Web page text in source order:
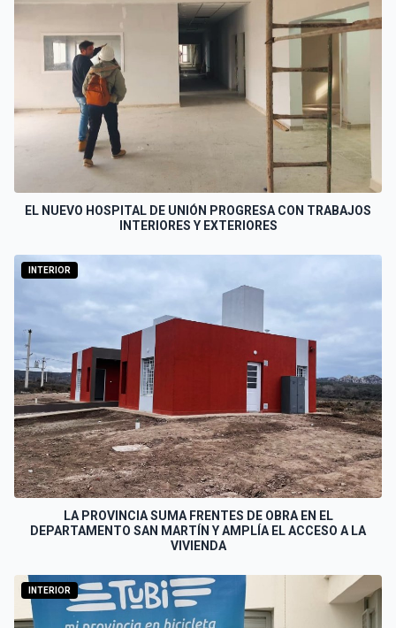
EL NUEVO HOSPITAL DE UNIÓN PROGRESA CON TRABAJOS
INTERIORES Y EXTERIORES
INTERIOR
LA PROVINCIA SUMA FRENTES DE OBRA EN EL
DEPARTAMENTO SAN MARTÍN Y AMPLÍA EL ACCESO A LA
VIVIENDA
INTERIOR